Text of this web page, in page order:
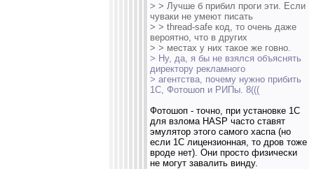
> > Лучше б прибил проги эти. Если
чуваки не умеют писать
> > thread-safe код, то очень даже
вероятно, что в других
> > местах у них такое же говно.
> Ну, да, я бы не взялся объяснять
директору рекламного
> агентства, почему нужно прибить
1С, Фотошоп и РИПы. 8(((
Фотошоп - точно, при установке 1С
для взлома HASP часто ставят
эмулятор этого самого хаспа (но
если 1С лицензионная, то дров тоже
вроде нет). Они просто физически
не могут завалить винду.